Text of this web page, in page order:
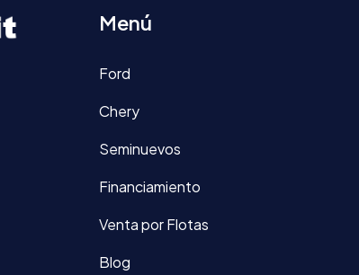
Menú
Ford
Chery
Seminuevos
Financiamiento
Venta por Flotas
Blog